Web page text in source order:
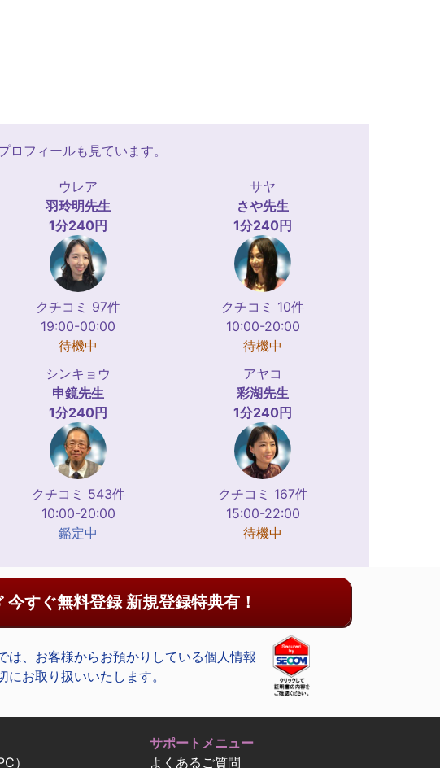
フィールも見ています。
ウレア
羽玲明先生
1分240円
クチコミ 97件
19:00-00:00
待機中
サヤ
さや先生
1分240円
クチコミ 10件
10:00-20:00
待機中
シンキョウ
申鏡先生
1分240円
クチコミ 543件
10:00-20:00
鑑定中
アヤコ
彩湖先生
1分240円
クチコミ 167件
15:00-22:00
待機中
今すぐ無料登録 新規登録特典有！
は、お客様からお預かりしている個人情報
にお取り扱いいたします。
）
サポートメニュー
よくあるご質問